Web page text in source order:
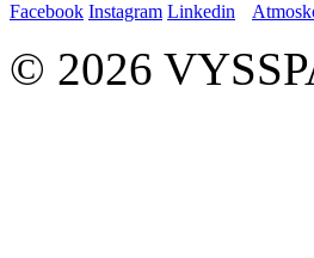
Facebook Instagram Linkedin
© 2026